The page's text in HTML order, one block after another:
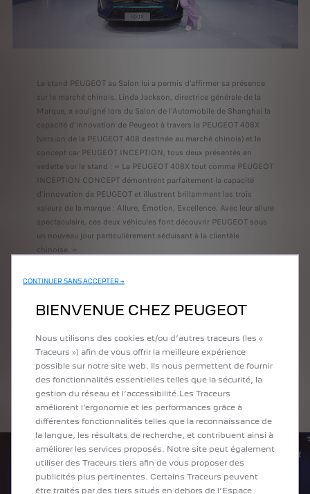
Le stand PEUGEOT au Salon lui a permis d’affirmer sa présence
sur le marché chinois. Linda Jackson, directrice générale de la
Marque, a souligné lors du Salon de l'Automobile de Shanghai la
capacité d'innovation de Peugeot à travers la PEUGEOT 408X
(version de la PEUGEOT 408 destinée au marché chinois) et le
concept car PEUGEOT INCEPTION, tous deux présentés en
vedette sur le stand : « La PEUGEOT 408X tout comme PEUGEOT
INCEPTION CONCEPT démontrent parfaitement la capacité
d’innovation de PEUGEOT et illustrent brillamment les trois
valeurs de la marque : Allure, Émotion, Excellence. Avec leur allure
spectaculaire, ces deux véhicules font découvrir PEUGEOT sous
un nouveau jour particulièrement séduisant à la clientèle
chinoise. »
PEUGEOT, SYMBOLE DU
STYLE FRANÇAIS EN
Dans un marché où de nombreuses marques (nationales et
internationales) font leur apparition, il est essentiel pour
PEUGEOT de se démarquer aux yeux des clients chinois.
CONTINUER SANS ACCEPTER →
BIENVENUE CHEZ PEUGEOT
Nous utilisons des cookies et/ou d’autres traceurs (les «
Traceurs ») afin de vous offrir la meilleure expérience
possible sur notre site web. Ils nous permettent de fournir
des fonctionnalités essentielles telles que la sécurité, la
gestion du réseau et l’accessibilité.Les Traceurs
améliorent l’ergonomie et les performances grâce à
différentes fonctionnalités telles que la reconnaissance de
la langue, les résultats de recherche, et contribuent ainsi à
améliorer les services proposés. Notre site peut également
utiliser des Traceurs tiers afin de vous proposer des
publicités plus pertinentes. Certains Traceurs peuvent
être traités par des tiers situés en dehors de l’Espace